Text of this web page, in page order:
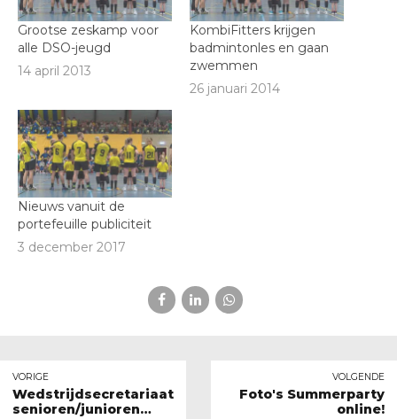
Grootse zeskamp voor
alle DSO-jeugd
14 april 2013
KombiFitters krijgen
badmintonles en gaan
zwemmen
26 januari 2014
Nieuws vanuit de
portefeuille publiciteit
3 december 2017
VORIGE
Wedstrijdsecretariaat
senioren/junioren
VOLGENDE
Foto's Summerparty
online!